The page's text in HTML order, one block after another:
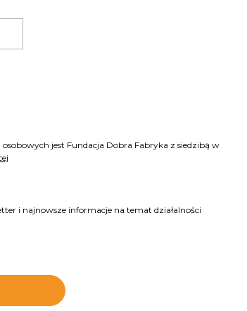
i najnowsze informacje na temat działalności